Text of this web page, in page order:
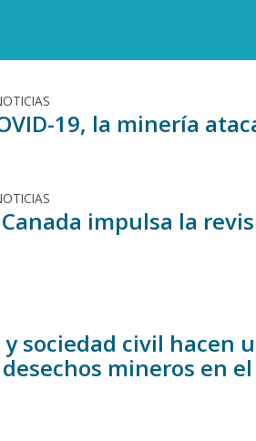
19, la minería
impulsa la
sociedad civil hacen
mineros en